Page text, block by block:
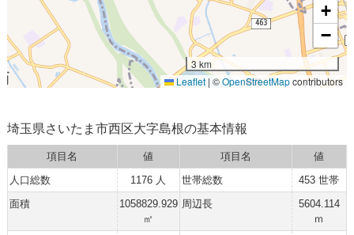
+
−
3 km
Leaflet | ©OpenStreetMapcontributors
埼玉県さいたま市西区大字島根の基本情報
項目名 値 項目名
値
人口総数
1176 人 世帯総数
453 世帯
面積
1058829.929
㎡
周辺長
5604.114
ｍ